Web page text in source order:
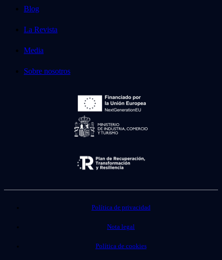
Blog
La Revista
Media
Sobre nosotros
Política de privacidad
Nota legal
Política de cookies